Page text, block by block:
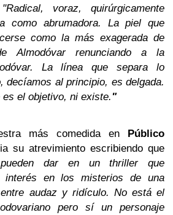
"Radical, voraz, quirúrgicamente
como abrumadora. La piel que
como la más exagerada de
Almodóvar renunciando a la
La línea que separa lo
decíamos al principio, es delgada.
el objetivo, ni existe."
más comedida en Público
su atrevimiento escribiendo que
dar en un thriller que
interés en los misterios de una
audaz y ridículo. No está el
pero sí un personaje